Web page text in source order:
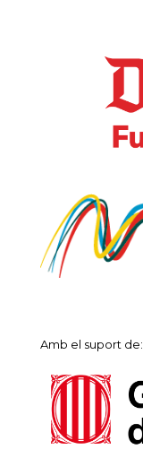
Amb el suport de: